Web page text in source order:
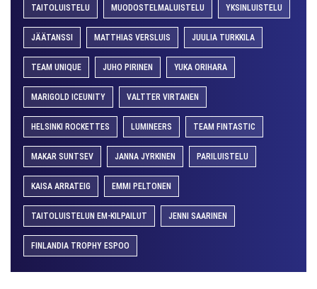
TAITOLUISTELU MUODOSTELMALUISTELU YKSINLUISTELU
JÄÄTANSSI MATTHIAS VERSLUIS JUULIA TURKKILA
TEAM UNIQUE JUHO PIRINEN YUKA ORIHARA
MARIGOLD ICEUNITY VALTTER VIRTANEN
HELSINKI ROCKETTES LUMINEERS TEAM FINTASTIC
MAKAR SUNTSEV JANNA JYRKINEN PARILUISTELU
KAISA ARRATEIG EMMI PELTONEN
TAITOLUISTELUN EM-KILPAILUT JENNI SAARINEN
FINLANDIA TROPHY ESPOO